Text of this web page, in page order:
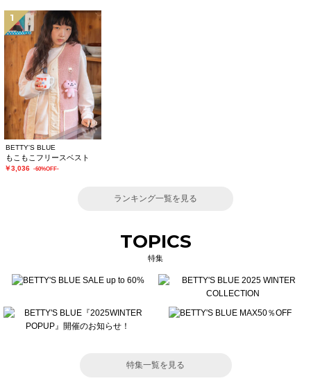
1
BETTY'S BLUE
もこもこフリースベスト
￥3,036 -60%OFF-
ランキング一覧を見る
TOPICS
特集
特集一覧を見る